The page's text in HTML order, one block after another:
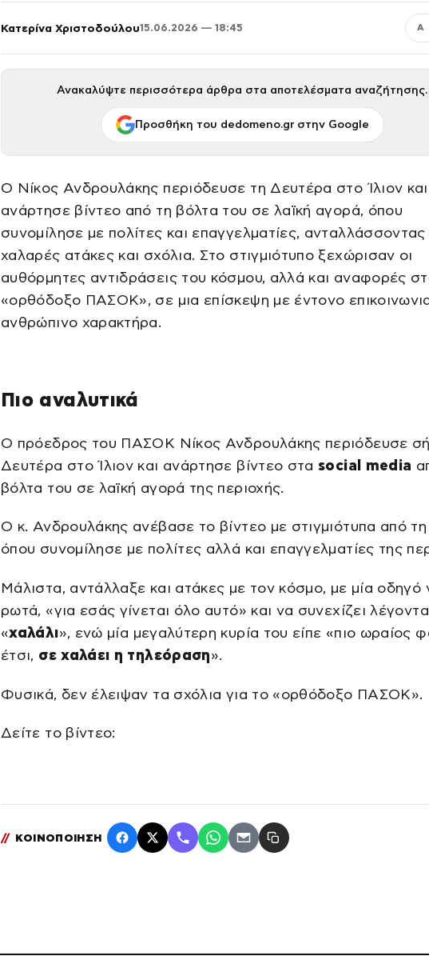
Κατερίνα Χριστοδούλου15.06.2026 — 18:45 Α
Ανακαλύψτε περισσότερα άρθρα στα αποτελέσματα αναζήτησης.
Προσθήκη του dedomeno.gr στην Google
Ο Νίκος Ανδρουλάκης περιόδευσε τη Δευτέρα στο Ίλιον και
ανάρτησε βίντεο από τη βόλτα του σε λαϊκή αγορά, όπου
συνομίλησε με πολίτες και επαγγελματίες, ανταλλάσσοντας
χαλαρές ατάκες και σχόλια. Στο στιγμιότυπο ξεχώρισαν οι
αυθόρμητες αντιδράσεις του κόσμου, αλλά και αναφορές
«ορθόδοξο ΠΑΣΟΚ», σε μια επίσκεψη με έντονο
ανθρώπινο χαρακτήρα.
Πιο αναλυτικά
Ο πρόεδρος του ΠΑΣΟΚ Νίκος Ανδρουλάκης περιόδευσε
Δευτέρα στο Ίλιον και ανάρτησε βίντεο στα social media
βόλτα του σε λαϊκή αγορά της περιοχής.
Ο κ. Ανδρουλάκης ανέβασε το βίντεο με στιγμιότυπα από τη
όπου συνομίλησε με πολίτες αλλά και επαγγελματίες της
Μάλιστα, αντάλλαξε και ατάκες με τον κόσμο, με μία οδηγό
ρωτά, «για εσάς γίνεται όλο αυτό» και να συνεχίζει
«χαλάλι», ενώ μία μεγαλύτερη κυρία του είπε «πιο ωραίος
έτσι, σε χαλάει η τηλεόραση».
Φυσικά, δεν έλειψαν τα σχόλια για το «ορθόδοξο ΠΑΣΟΚ».
Δείτε το βίντεο:
// ΚΟΙΝΟΠΟΙΗΣΗ